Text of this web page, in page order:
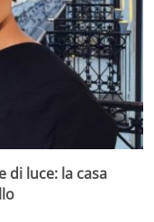
di luce: la casa